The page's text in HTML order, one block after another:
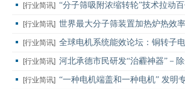
[行业简讯] “分子筛吸附浓缩转轮”技术拉动
[行业简讯] 世界最大分子筛装置加热炉热效
[行业简讯] 全球电机系统能效论坛：铜转子
[行业简讯] 河北承德市民研发“治霾神器”－
[行业简讯] “一种电机端盖和一种电机” 发明